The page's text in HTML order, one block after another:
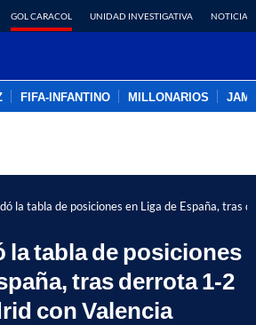
GOL CARACOL UNIDAD INVESTIGATIVA NOTICIAS
FIFA-INFANTINO MILLONARIOS
la tabla de posiciones en Liga de España, tras
la tabla de posiciones
tras derrota 1-2
con Valencia